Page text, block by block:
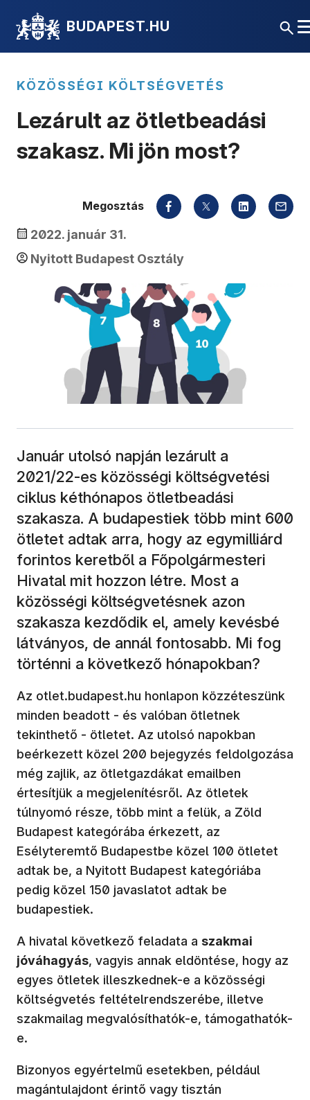
BUDAPEST.HU
KÖZÖSSÉGI KÖLTSÉGVETÉS
Lezárult az ötletbeadási
szakasz. Mi jön most?
2022. január 31.
Nyitott Budapest Osztály
Megosztás
Január utolsó napján lezárult a
2021/22-es közösségi költségvetési
ciklus kéthónapos ötletbeadási
szakasza. A budapestiek több mint 600
ötletet adtak arra, hogy az egymilliárd
forintos keretből a Főpolgármesteri
Hivatal mit hozzon létre. Most a
közösségi költségvetésnek azon
szakasza kezdődik el, amely kevésbé
látványos, de annál fontosabb. Mi fog
történni a következő hónapokban?
Az otlet.budapest.hu honlapon közzéteszünk
minden beadott - és valóban ötletnek
tekinthető - ötletet. Az utolsó napokban
beérkezett közel 200 bejegyzés feldolgozása
még zajlik, az ötletgazdákat emailben
értesítjük a megjelenítésről. Az ötletek
túlnyomó része, több mint a felük, a Zöld
Budapest kategórába érkezett, az
Esélyteremtő Budapestbe közel 100 ötletet
adtak be, a Nyitott Budapest kategóriába
pedig közel 150 javaslatot adtak be
budapestiek.
A hivatal következő feladata a szakmai
jóváhagyás, vagyis annak eldöntése, hogy az
egyes ötletek illeszkednek-e a közösségi
költségvetés feltételrendszerébe, illetve
szakmailag megvalósíthatók-e, támogathatók-
e.
Bizonyos egyértelmű esetekben, például
magántulajdont érintő vagy tisztán